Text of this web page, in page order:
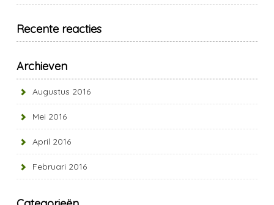
Recente reacties
Archieven
Augustus 2016
Mei 2016
April 2016
Februari 2016